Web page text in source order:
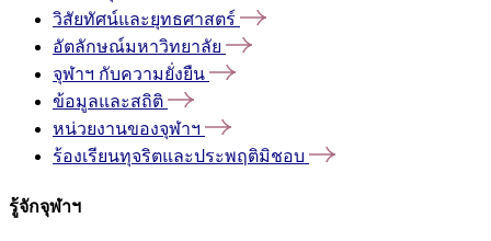
วิสัยทัศน์และยุทธศาสตร์
อัตลักษณ์มหาวิทยาลัย
จุฬาฯ กับความยั่งยืน
ข้อมูลและสถิติ
หน่วยงานของจุฬาฯ
ร้องเรียนทุจริตและประพฤติมิชอบ
รู้จักจุฬาฯ